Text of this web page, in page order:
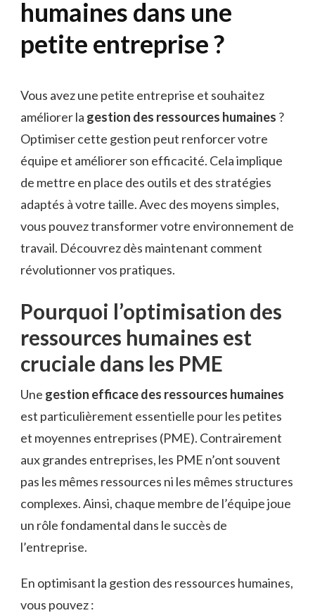
humaines dans une
petite entreprise ?
Vous avez une petite entreprise et souhaitez
améliorer la gestion des ressources humaines ?
Optimiser cette gestion peut renforcer votre
équipe et améliorer son efficacité. Cela implique
de mettre en place des outils et des stratégies
adaptés à votre taille. Avec des moyens simples,
vous pouvez transformer votre environnement de
travail. Découvrez dès maintenant comment
révolutionner vos pratiques.
Pourquoi l’optimisation des
ressources humaines est
cruciale dans les PME
Une gestion efficace des ressources humaines
est particulièrement essentielle pour les petites
et moyennes entreprises (PME). Contrairement
aux grandes entreprises, les PME n’ont souvent
pas les mêmes ressources ni les mêmes structures
complexes. Ainsi, chaque membre de l’équipe joue
un rôle fondamental dans le succès de
l’entreprise.
En optimisant la gestion des ressources humaines,
vous pouvez :